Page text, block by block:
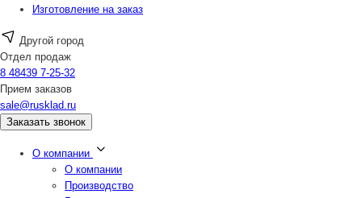
Изготовление на заказ
Другой город
Отдел продаж
8 48439 7-25-32
Прием заказов
sale@rusklad.ru
Заказать звонок
О компании
О компании
Производство